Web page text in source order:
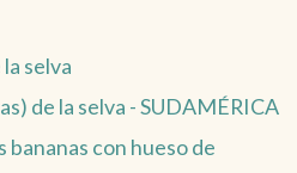
selva
de la selva - SUDAMÉRICA
bananas con hueso de